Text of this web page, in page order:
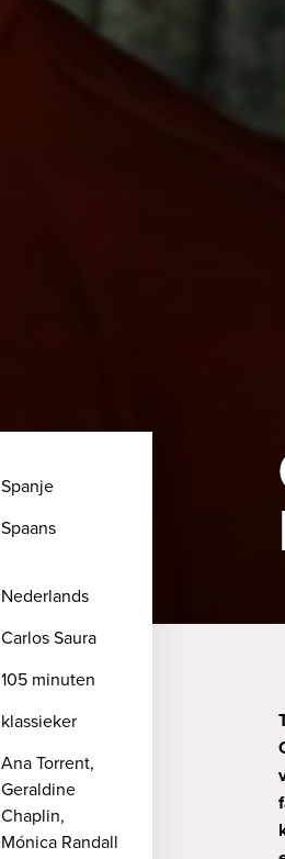
Spanje
Spaans
Nederlands
Carlos Saura
105 minuten
klassieker
Ana Torrent,
Geraldine
Chaplin,
Mónica Randall